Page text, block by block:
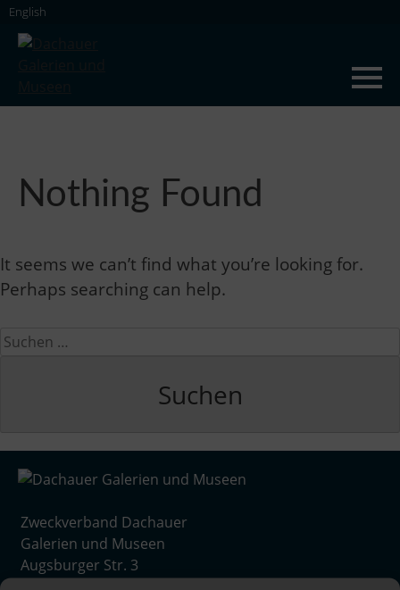
Skip
content
English
Nothing Found
It seems we can’t find what you’re looking for.
Perhaps searching can help.
Suchen
Zweckverband Dachauer
Galerien und Museen
Augsburger Str. 3